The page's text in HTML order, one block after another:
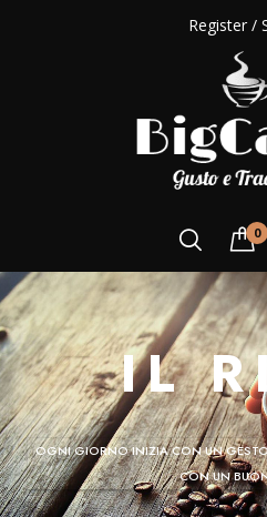
Register /
0
IL
OGNI GIORNO INIZIA CON UN GESTO
CON UN